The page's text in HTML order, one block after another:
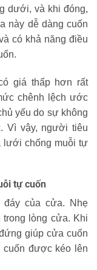
dưới, và khi đóng,
này dễ dàng cuốn
có khả năng điều
giá thấp hơn rất
chênh lệch ước
yếu do sự không
Vì vậy, người tiêu
lưới chống muỗi tự
tự cuốn
đáy của cửa. Nhẹ
trong lòng cửa. Khi
giúp cửa cuốn
được kéo lên